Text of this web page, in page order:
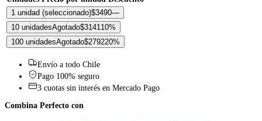
1 unidad (seleccionado)$3490—
10 unidadesAgotado$3141 10%
100 unidadesAgotado$279220%
Envío a todo Chile
Pago 100% seguro
3 cuotas sin interés en Mercado Pago
Combina Perfecto con